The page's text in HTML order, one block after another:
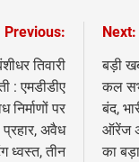
Previous:
तिवारी
: एमडीडीए
निर्माणों पर
प्रहार, अवैध
ध्वस्त, तीन
Next:
बड़ी
कल
बंद,
ऑरेंज
का